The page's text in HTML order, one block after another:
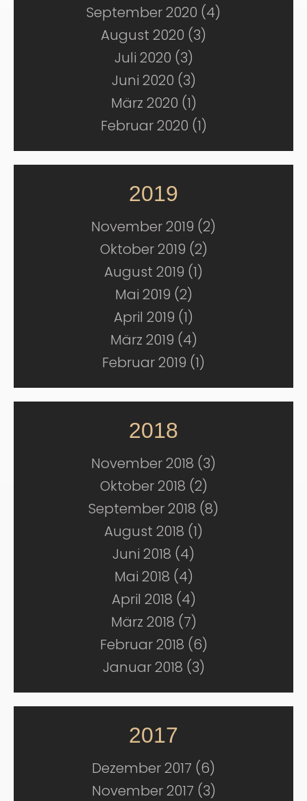
September 2020 (4)
August 2020 (3)
Juli 2020 (3)
Juni 2020 (3)
März 2020 (1)
Februar 2020 (1)
2019
November 2019 (2)
Oktober 2019 (2)
August 2019 (1)
Mai 2019 (2)
April 2019 (1)
März 2019 (4)
Februar 2019 (1)
2018
November 2018 (3)
Oktober 2018 (2)
September 2018 (8)
August 2018 (1)
Juni 2018 (4)
Mai 2018 (4)
April 2018 (4)
März 2018 (7)
Februar 2018 (6)
Januar 2018 (3)
2017
Dezember 2017 (6)
November 2017 (3)